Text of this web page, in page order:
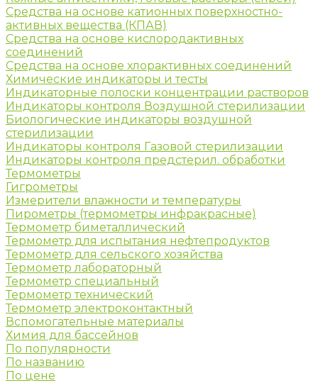
Средства на основе катионных поверхностно-
активных вещества (КПАВ)
Средства на основе кислородактивных
соединений
Средства на основе хлорактивных соединений
Химические индикаторы и тесты
Индикаторные полоски концентрации растворов
Индикаторы контроля Воздушной стерилизации
Биологические индикаторы воздушной
стерилизации
Индикаторы контроля Газовой стерилизации
Индикаторы контроля предстерил. обработки
Термометры
Гигрометры
Измерители влажности и температуры
Пирометры (термометры инфракрасные)
Термометр биметаллический
Термометр для испытания нефтепродуктов
Термометр для сельского хозяйства
Термометр лабораторный
Термометр специальный
Термометр технический
Термометр электроконтактный
Вспомогательные материалы
Химия для бассейнов
По популярности
По названию
По цене